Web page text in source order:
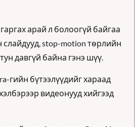
арай л болоогүй байгаа
слайдууд, stop-motion төрлийн
давгүй байна гэнэ шүү.
гийн бүтээлүүдийг хараад
видеонууд хийгээд